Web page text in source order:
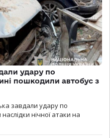
удару по
пошкодили автобус з
завдали удару по
нічної атаки на